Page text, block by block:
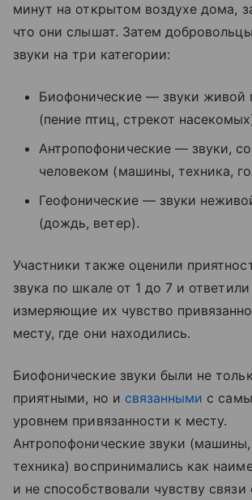
минут на открытом воздухе дома,
что они слышат. Затем
звуки на три категории:
Биофонические — звуки живой
(пение птиц, стрекот
Антропофонические — звуки,
человеком (машины, техника,
Геофонические — звуки
(дождь, ветер).
Участники также оценили
звука по шкале от 1 до 7 и
измеряющие их чувство
месту, где они находились.
Биофонические звуки были не
приятными, но и связанными с
уровнем привязанности к месту.
Антропофонические звуки (машины,
техника) воспринимались как
и не способствовали чувству связи